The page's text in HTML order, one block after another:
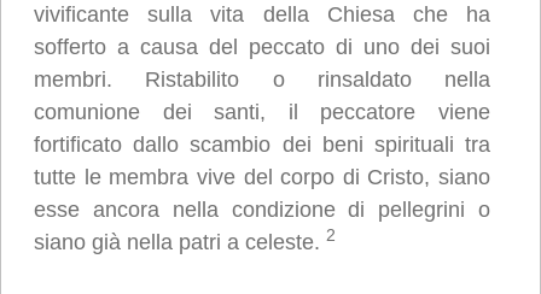
vivificante sulla vita della Chiesa che ha
sofferto a causa del peccato di uno dei suoi
membri. Ristabilito o rinsaldato nella
comunione dei santi, il peccatore viene
fortificato dallo scambio dei beni spirituali tra
tutte le membra vive del corpo di Cristo, siano
esse ancora nella condizione di pellegrini o
siano già nella patri a celeste. 2